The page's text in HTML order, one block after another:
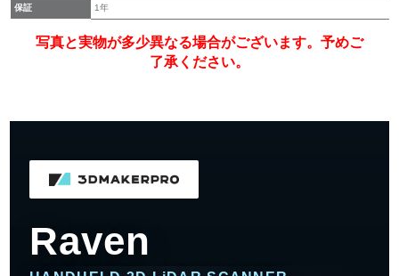
保証 1年
写真と実物が多少異なる場合がございます。予めご
了承ください。
Raven